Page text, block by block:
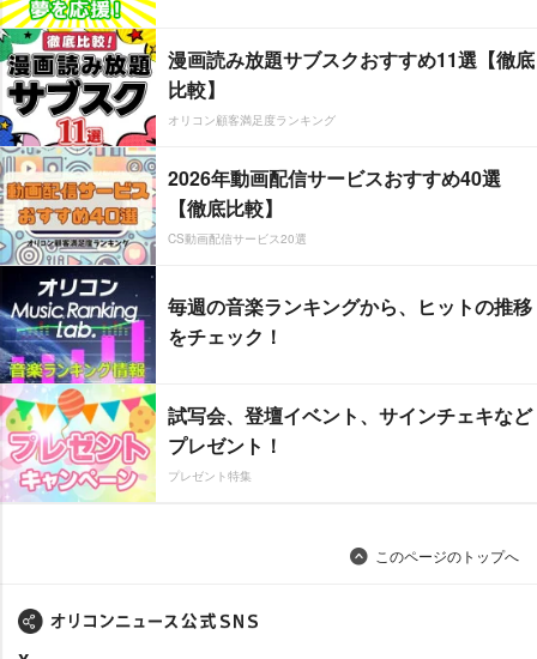
漫画読み放題サブスクおすすめ11選【徹底
比較】
オリコン顧客満足度ランキング
2026年動画配信サービスおすすめ40選
【徹底比較】
CS動画配信サービス20選
毎週の音楽ランキングから、ヒットの推移
をチェック！
試写会、登壇イベント、サインチェキなど
プレゼント！
プレゼント特集
このページのトップへ